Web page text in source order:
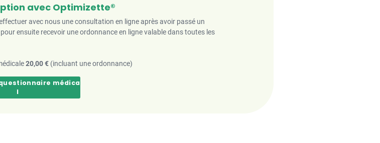
avec Optimizette®
avec nous une consultation en ligne après avoir passé un
ensuite recevoir une ordonnance en ligne valable dans toutes les
20,00 € (incluant une ordonnance)
médica
l